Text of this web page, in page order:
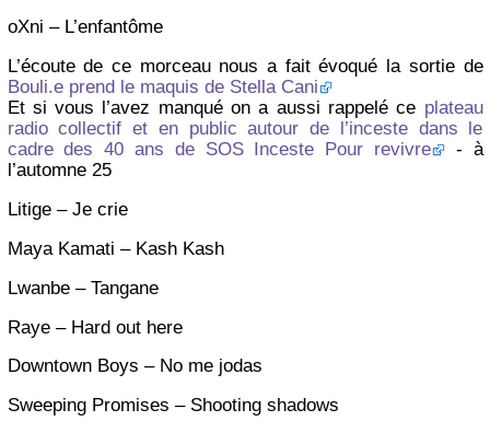
oXni – L’enfantôme
L’écoute de ce morceau nous a fait évoqué la sortie de
Bouli.e prend le maquis de Stella Cani
Et si vous l’avez manqué on a aussi rappelé ce plateau
radio collectif et en public autour de l’inceste dans le
cadre des 40 ans de SOS Inceste Pour revivre
- à
l’automne 25
Litige – Je crie
Maya Kamati – Kash Kash
Lwanbe – Tangane
Raye – Hard out here
Downtown Boys – No me jodas
Sweeping Promises – Shooting shadows